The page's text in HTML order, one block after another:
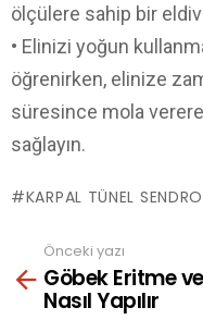
ölçülere sahip bir
• Elinizi yoğun
öğrenirken, elinize
süresince mola
sağlayın.
KARPAL TÜNEL
more
Önceki yazı
Göbek Eritme
Nasıl Yapılır